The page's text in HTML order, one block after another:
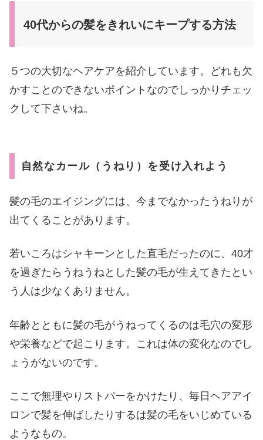
40代からの髪をきれいにキープする方法
５つの大切なヘアケアを紹介しています。どれも欠
かすことのできないポイントなのでしっかりチェッ
クして下さいね。
自然なカール（うねり）を受け入れよう
髪の毛のエイジングには、今までなかったうねりが
出てくることがあります。
若いころはシャキーンとした直毛だったのに、40才
を過ぎたらうねうねとした髪の毛が生えてきたとい
う人は少なくありません。
年齢とともに髪の毛がうねってくるのは毛穴の変形
や栄養などで起こります。これは体の変化なのでし
ょうがないのです。
ここで無理やりストパーをかけたり、毎日ヘアアイ
ロンで髪を伸ばしたりするは髪の毛をいじめている
ようなもの。